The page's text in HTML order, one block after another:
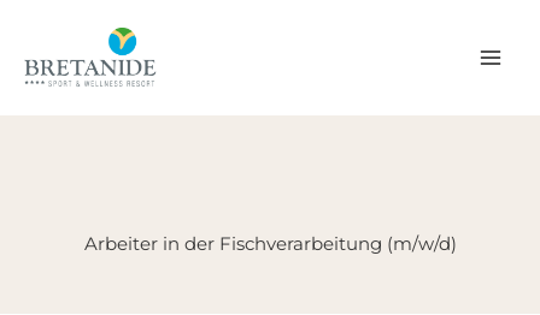
springen
Arbeiter in der Fischverarbeitung (m/w/d)